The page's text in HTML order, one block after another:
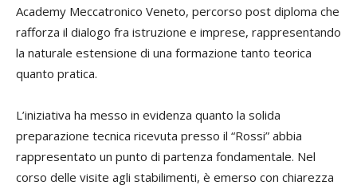
Academy Meccatronico Veneto, percorso post diploma che
rafforza il dialogo fra istruzione e imprese, rappresentando
la naturale estensione di una formazione tanto teorica
quanto pratica.
L’iniziativa ha messo in evidenza quanto la solida
preparazione tecnica ricevuta presso il “Rossi” abbia
rappresentato un punto di partenza fondamentale. Nel
corso delle visite agli stabilimenti, è emerso con chiarezza